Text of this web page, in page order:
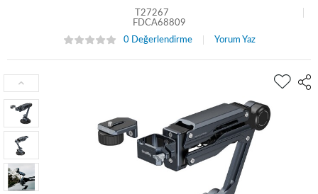
T27267
FDCA68809
0 Değerlendirme
Yorum Yaz